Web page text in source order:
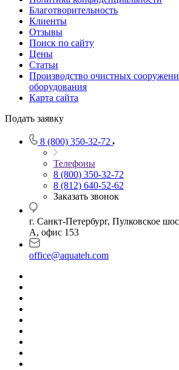
Благотворительность
Клиенты
Отзывы
Поиск по сайту
Цены
Статьи
Производство очистных
оборудования
Карта сайта
Подать заявку
8 (800) 350-32-72
Телефоны
8 (800) 350-32-72
8 (812) 640-52-62
Заказать звонок
г. Санкт-Петербург, Пулковское
А, офис 153
office@aquateh.com